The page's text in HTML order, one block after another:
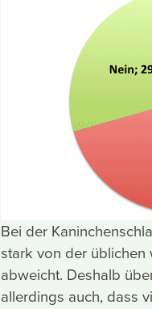
Bei der
stark von der
abweicht. Deshalb
allerdings auch, dass